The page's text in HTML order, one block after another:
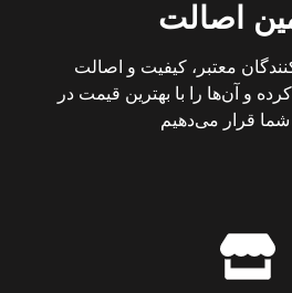
اصالت
معتبر، کیفیت و اصالت
و آن‌ها را با بهترین قیمت در
شما قرار می‌دهیم